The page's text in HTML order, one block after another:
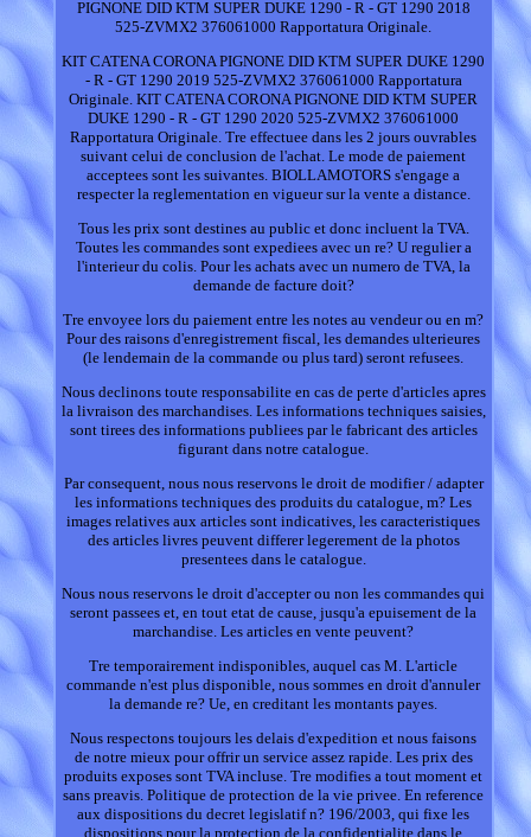
PIGNONE DID KTM SUPER DUKE 1290 - R - GT 1290 2018
525-ZVMX2 376061000 Rapportatura Originale.
KIT CATENA CORONA PIGNONE DID KTM SUPER DUKE 1290
- R - GT 1290 2019 525-ZVMX2 376061000 Rapportatura
Originale. KIT CATENA CORONA PIGNONE DID KTM SUPER
DUKE 1290 - R - GT 1290 2020 525-ZVMX2 376061000
Rapportatura Originale. Tre effectuee dans les 2 jours ouvrables
suivant celui de conclusion de l'achat. Le mode de paiement
acceptees sont les suivantes. BIOLLAMOTORS s'engage a
respecter la reglementation en vigueur sur la vente a distance.
Tous les prix sont destines au public et donc incluent la TVA.
Toutes les commandes sont expediees avec un re? U regulier a
l'interieur du colis. Pour les achats avec un numero de TVA, la
demande de facture doit?
Tre envoyee lors du paiement entre les notes au vendeur ou en m?
Pour des raisons d'enregistrement fiscal, les demandes ulterieures
(le lendemain de la commande ou plus tard) seront refusees.
Nous declinons toute responsabilite en cas de perte d'articles apres
la livraison des marchandises. Les informations techniques saisies,
sont tirees des informations publiees par le fabricant des articles
figurant dans notre catalogue.
Par consequent, nous nous reservons le droit de modifier / adapter
les informations techniques des produits du catalogue, m? Les
images relatives aux articles sont indicatives, les caracteristiques
des articles livres peuvent differer legerement de la photos
presentees dans le catalogue.
Nous nous reservons le droit d'accepter ou non les commandes qui
seront passees et, en tout etat de cause, jusqu'a epuisement de la
marchandise. Les articles en vente peuvent?
Tre temporairement indisponibles, auquel cas M. L'article
commande n'est plus disponible, nous sommes en droit d'annuler
la demande re? Ue, en creditant les montants payes.
Nous respectons toujours les delais d'expedition et nous faisons
de notre mieux pour offrir un service assez rapide. Les prix des
produits exposes sont TVA incluse. Tre modifies a tout moment et
sans preavis. Politique de protection de la vie privee. En reference
aux dispositions du decret legislatif n? 196/2003, qui fixe les
dispositions pour la protection de la confidentialite dans le